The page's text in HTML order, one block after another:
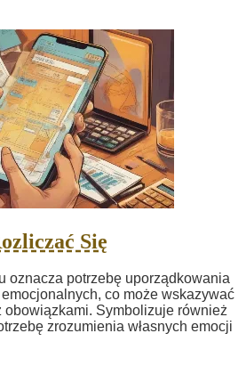
Się
oznacza potrzebę uporządkowania
co może wskazywać
obowiązkami. Symbolizuje również
zrozumienia własnych emocji